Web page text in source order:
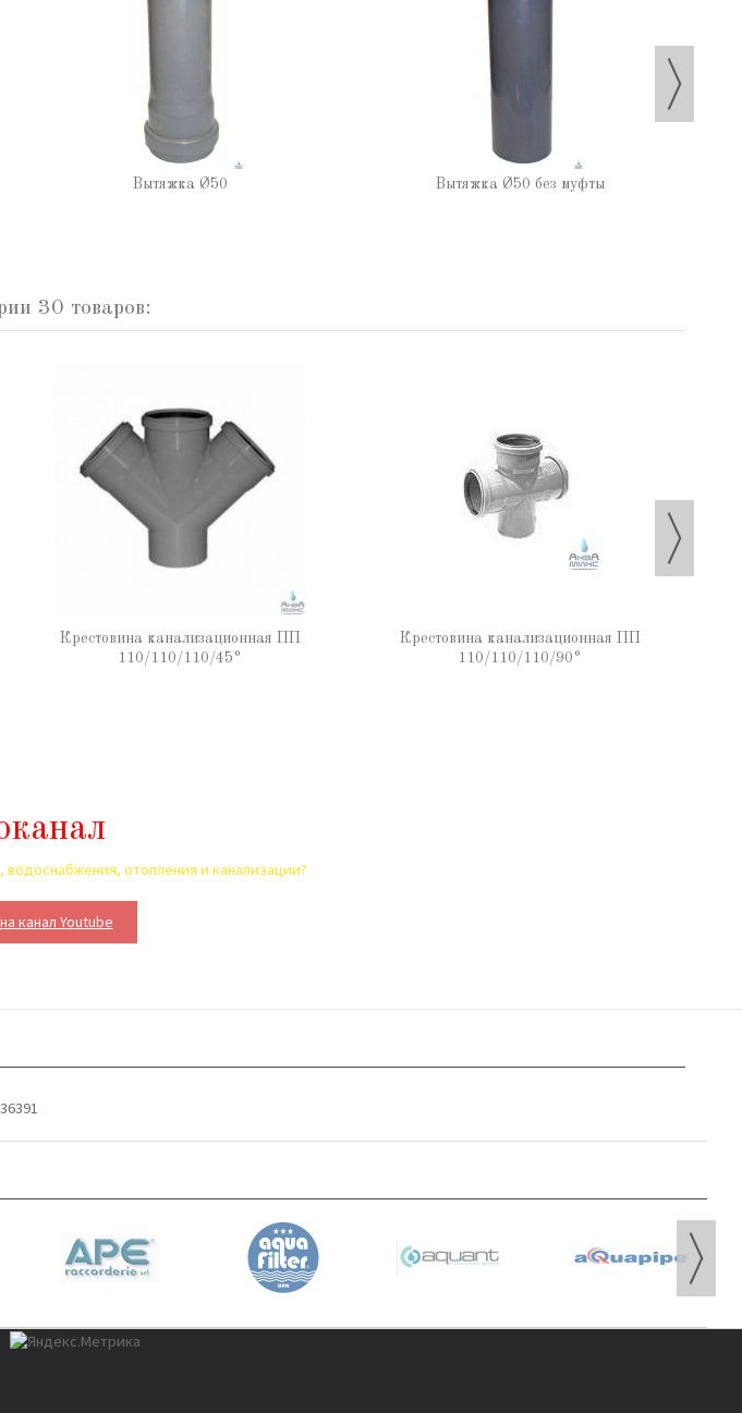
Вытяжка Ø50 Вытяжка Ø50 без муфты
30 товаров:
Крестовина канализационная ПП
110/110/110/45°
Крестовина канализационная ПП
110/110/110/90°
отопления и канализации?
канал Youtube